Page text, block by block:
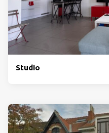
Studio